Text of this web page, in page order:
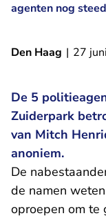
agenten nog
Den Haag | 27
De 5
Zuiderpark
van Mitch
anoniem.
De
de namen
oproepen om te